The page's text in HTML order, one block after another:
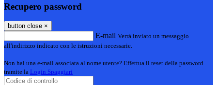
Recupero password
button close ×
E-mail Verrà inviato un messaggio
all'indirizzo indicato con le istruzioni necessarie.
Non hai una e-mail associata al nome utente? Effettua il reset della password
tramite la Login Spaggiari